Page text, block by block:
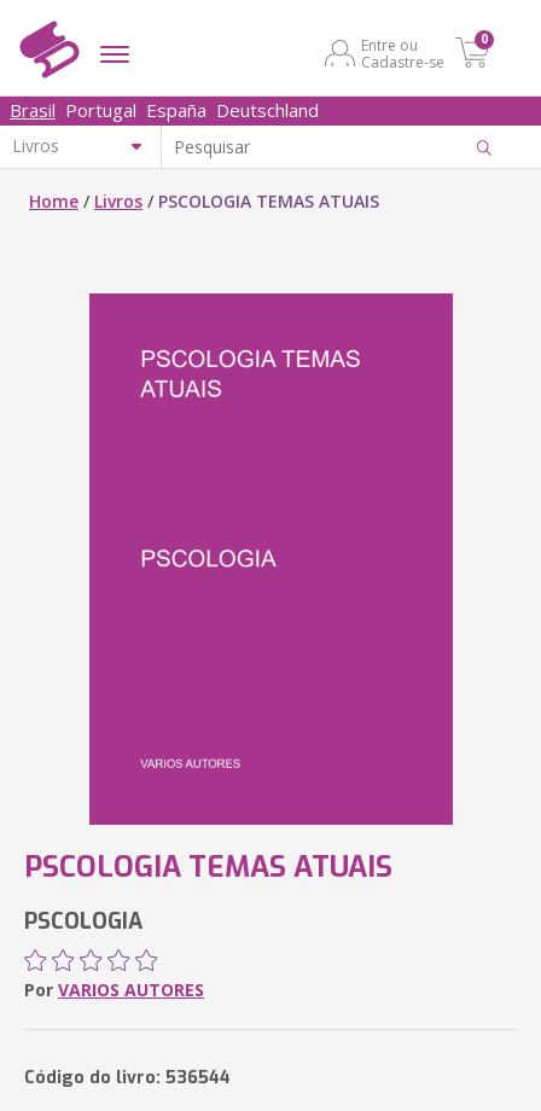
Entre ou
Cadastre-se
0
Brasil Portugal España Deutschland
Home / Livros / PSCOLOGIA TEMAS ATUAIS
PSCOLOGIA TEMAS ATUAIS
PSCOLOGIA
Por VARIOS AUTORES
Código do livro: 536544